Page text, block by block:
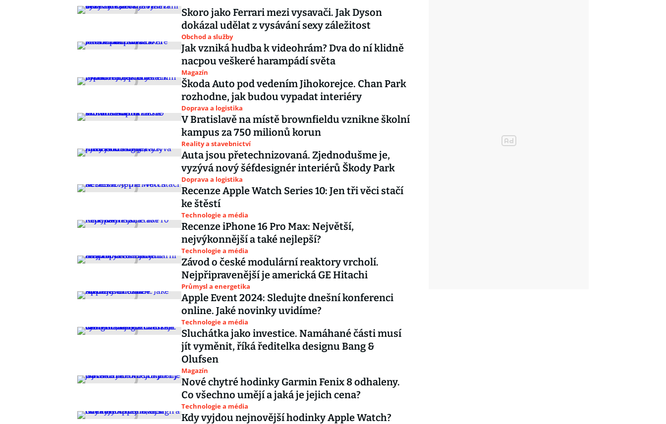
Skoro jako Ferrari mezi vysavači. Jak Dyson
dokázal udělat z vysávání sexy záležitost
Obchod a služby
Jak vzniká hudba k videohrám? Dva do ní klidně
nacpou veškeré harampádí světa
Magazín
Škoda Auto pod vedením Jihokorejce. Chan Park
rozhodne, jak budou vypadat interiéry
Doprava a logistika
V Bratislavě na místě brownfieldu vznikne školní
kampus za 750 milionů korun
Reality a stavebnictví
Auta jsou přetechnizovaná. Zjednodušme je,
vyzývá nový šéfdesignér interiérů Škody Park
Doprava a logistika
Recenze Apple Watch Series 10: Jen tři věci stačí
ke štěstí
Technologie a média
Recenze iPhone 16 Pro Max: Největší,
nejvýkonnější a také nejlepší?
Technologie a média
Závod o české modulární reaktory vrcholí.
Nejpřipravenější je americká GE Hitachi
Průmysl a energetika
Apple Event 2024: Sledujte dnešní konferenci
online. Jaké novinky uvidíme?
Technologie a média
Sluchátka jako investice. Namáhané části musí
jít vyměnit, říká ředitelka designu Bang &
Olufsen
Magazín
Nové chytré hodinky Garmin Fenix 8 odhaleny.
Co všechno umějí a jaká je jejich cena?
Technologie a média
Kdy vyjdou nejnovější hodinky Apple Watch?